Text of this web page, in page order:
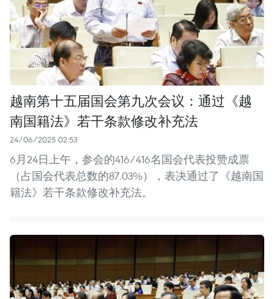
越南第十五届国会第九次会议：通过《越
南国籍法》若干条款修改补充法
24/06/2025 02:53
6月24日上午，参会的416/416名国会代表投赞成票
（占国会代表总数的87.03%），表决通过了《越南国
籍法》若干条款修改补充法。